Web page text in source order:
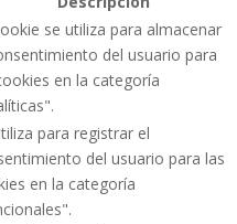
se utiliza para almacenar
del usuario para
en la categoría
para registrar el
del usuario para las
en la categoría